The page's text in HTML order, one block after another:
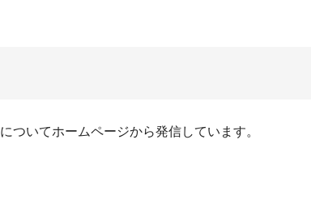
ついてホームページから発信しています。